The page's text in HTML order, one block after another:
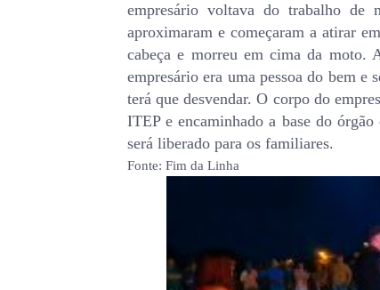
empresário voltava do trabalho de
aproximaram e começaram a atirar
cabeça e morreu em cima da moto.
empresário era uma pessoa do bem
terá que desvendar. O corpo do
ITEP e encaminhado a base do
será liberado para os familiares.
Fonte: Fim da Linha